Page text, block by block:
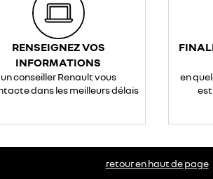
RENSEIGNEZ VOS
INFORMATIONS
un conseiller Renault vous
dans les meilleurs délais
en
retour en haut de page​